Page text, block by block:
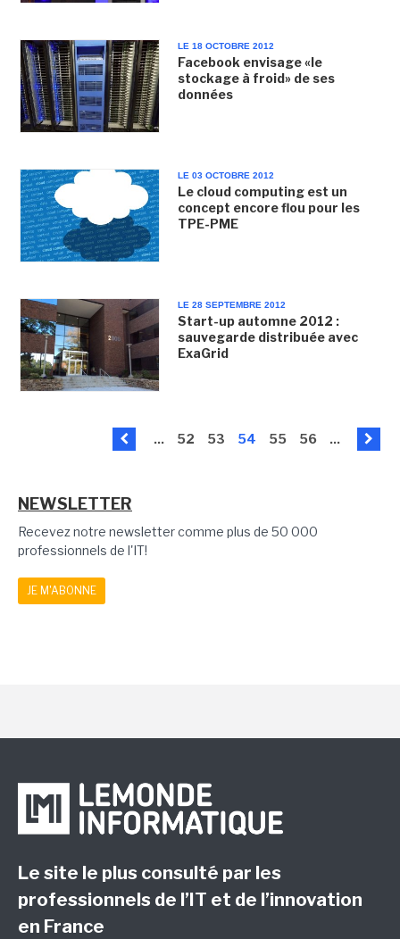
LE 18 OCTOBRE 2012
Facebook envisage «le
stockage à froid» de ses
données
LE 03 OCTOBRE 2012
Le cloud computing est un
concept encore flou pour les
TPE-PME
LE 28 SEPTEMBRE 2012
Start-up automne 2012 :
sauvegarde distribuée avec
ExaGrid
... 52 53 54 55 56 ...
NEWSLETTER
Recevez notre newsletter comme plus de 50 000
professionnels de l'IT!
JE M'ABONNE
Le site le plus consulté par les
professionnels de l’IT et de l’innovation
en France